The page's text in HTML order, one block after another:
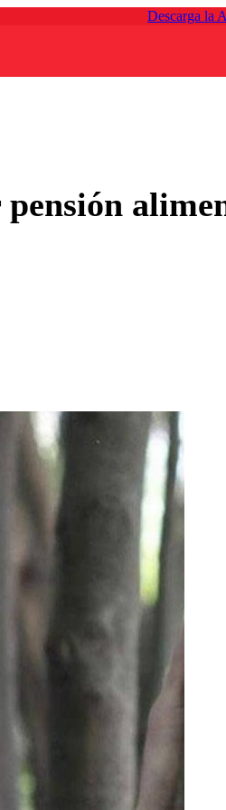
Descarga la